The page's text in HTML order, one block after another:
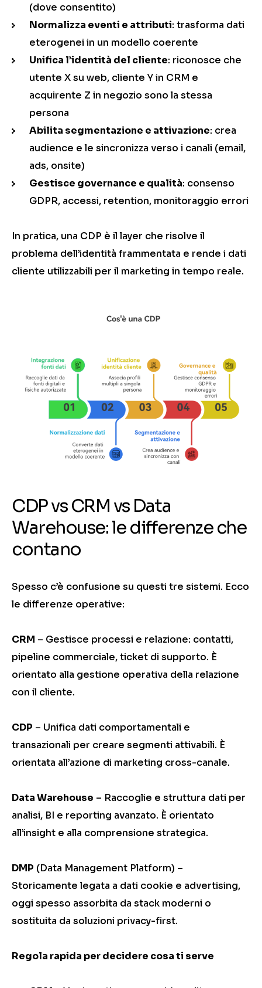
(dove consentito)
Normalizza eventi e attributi: trasforma dati
eterogenei in un modello coerente
Unifica l’identità del cliente: riconosce che
utente X su web, cliente Y in CRM e
acquirente Z in negozio sono la stessa
persona
Abilita segmentazione e attivazione: crea
audience e le sincronizza verso i canali (email,
ads, onsite)
Gestisce governance e qualità: consenso
GDPR, accessi, retention, monitoraggio errori
In pratica, una CDP è il layer che risolve il
problema dell’identità frammentata e rende i dati
cliente utilizzabili per il marketing in tempo reale.
CDP vs CRM vs Data
Warehouse: le differenze che
contano
Spesso c’è confusione su questi tre sistemi. Ecco
le differenze operative:
CRM – Gestisce processi e relazione: contatti,
pipeline commerciale, ticket di supporto. È
orientato alla gestione operativa della relazione
con il cliente.
CDP – Unifica dati comportamentali e
transazionali per creare segmenti attivabili. È
orientata all’azione di marketing cross-canale.
Data Warehouse – Raccoglie e struttura dati per
analisi, BI e reporting avanzato. È orientato
all’insight e alla comprensione strategica.
DMP (Data Management Platform) –
Storicamente legata a dati cookie e advertising,
oggi spesso assorbita da stack moderni o
sostituita da soluzioni privacy-first.
Regola rapida per decidere cosa ti serve